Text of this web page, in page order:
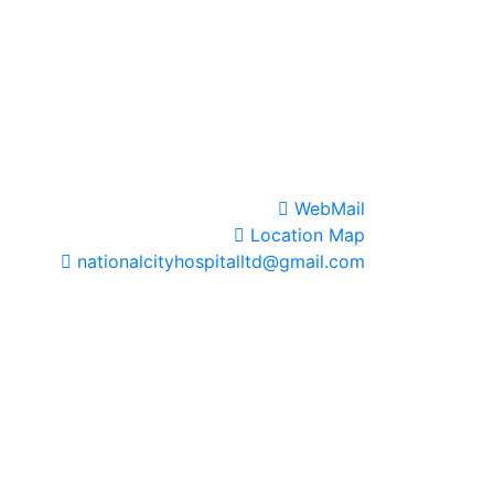
WebMail
Location Map
nationalcityhospitalltd@gmail.com